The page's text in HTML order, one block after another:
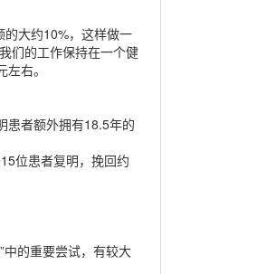
大约10%，这样做一
们的工作保持在一个健
右。
患者额外拥有18.5年的
位患者复明，挽回约
的重要尝试，有较大